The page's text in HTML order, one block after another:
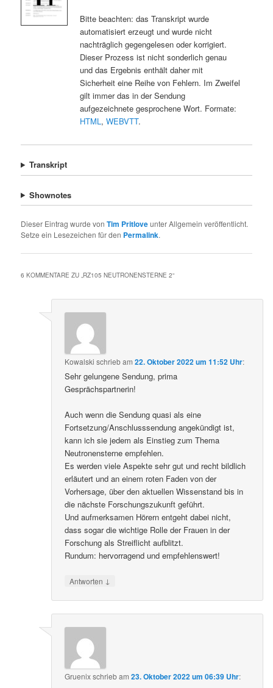
Bitte beachten: das Transkript wurde
automatisiert erzeugt und wurde nicht
nachträglich gegengelesen oder korrigiert.
Dieser Prozess ist nicht sonderlich genau
und das Ergebnis enthält daher mit
Sicherheit eine Reihe von Fehlern. Im Zweifel
gilt immer das in der Sendung
aufgezeichnete gesprochene Wort. Formate:
HTML, WEBVTT.
Transkript
Shownotes
Dieser Eintrag wurde vonTim Pritloveunter Allgemein veröffentlicht.
Setze ein Lesezeichen für den Permalink.
6 KOMMENTARE ZU „ RZ105 NEUTRONENSTERNE 2“
Kowalski schriebam22. Oktober 2022 um 11:52 Uhr:
Sehr gelungene Sendung, prima
Gesprächspartnerin!
Auch wenn die Sendung quasi als eine
Fortsetzung/Anschlusssendung angekündigt ist,
kann ich sie jedem als Einstieg zum Thema
Neutronensterne empfehlen.
Es werden viele Aspekte sehr gut und recht bildlich
erläutert und an einem roten Faden von der
Vorhersage, über den aktuellen Wissenstand bis in
die nächste Forschungszukunft geführt.
Und aufmerksamen Hörern entgeht dabei nicht,
dass sogar die wichtige Rolle der Frauen in der
Forschung als Streiflicht aufblitzt.
Rundum: hervorragend und empfehlenswert!
Antworten ↓
Gruenixschriebam23. Oktober 2022 um 06:39 Uhr: